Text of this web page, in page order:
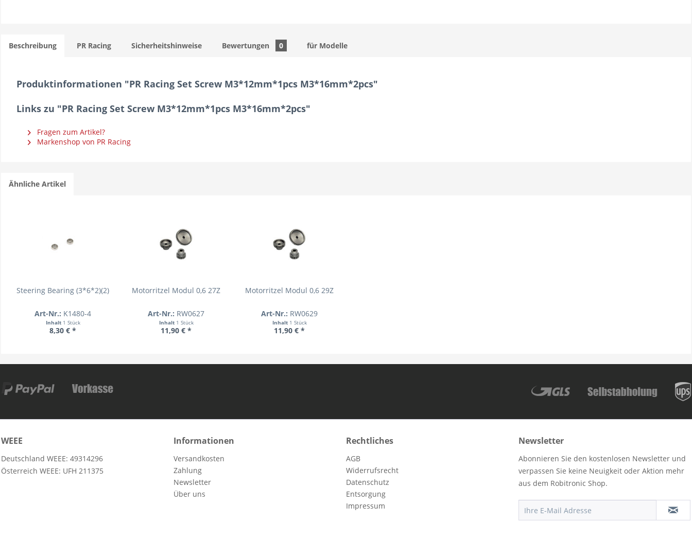
Beschreibung PR Racing Sicherheitshinweise Bewertungen 0 für Modelle
Produktinformationen "PR Racing Set Screw M3*12mm*1pcs M3*16mm*2pcs"
Links zu "PR Racing Set Screw M3*12mm*1pcs M3*16mm*2pcs"
Fragen zum Artikel?
Markenshop von PR Racing
Ähnliche Artikel
Steering Bearing (3*6*2)(2)
Art-Nr.: K1480-4
Inhalt 1 Stück
8,30 € *
Motorritzel Modul 0,6 27Z
Art-Nr.: RW0627
Inhalt 1 Stück
11,90 € *
Motorritzel Modul 0,6 29Z
Art-Nr.: RW0629
Inhalt 1 Stück
11,90 € *
WEEE
Deutschland WEEE: 49314296
Österreich WEEE: UFH 211375
Informationen
Versandkosten
Zahlung
Newsletter
Über uns
Rechtliches
AGB
Widerrufsrecht
Datenschutz
Entsorgung
Impressum
Newsletter
Abonnieren Sie den kostenlosen Newsletter und
verpassen Sie keine Neuigkeit oder Aktion mehr
aus dem Robitronic Shop.